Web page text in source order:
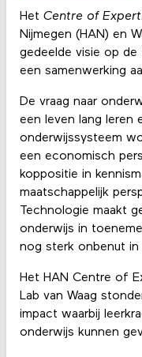
Het Centre of
Nijmegen (HAN) en
gedeelde visie op
een samenwerking
De vraag naar
een leven lang leren
onderwijssysteem
een economisch
koppositie in
maatschappelijk
Technologie maakt
onderwijs in
nog sterk onbenut in
Het HAN Centre of
Lab van Waag
impact waarbij
onderwijs kunnen